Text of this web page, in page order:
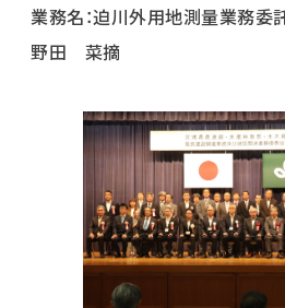
業務名：迫川外用地測量業務
野田 菜摘